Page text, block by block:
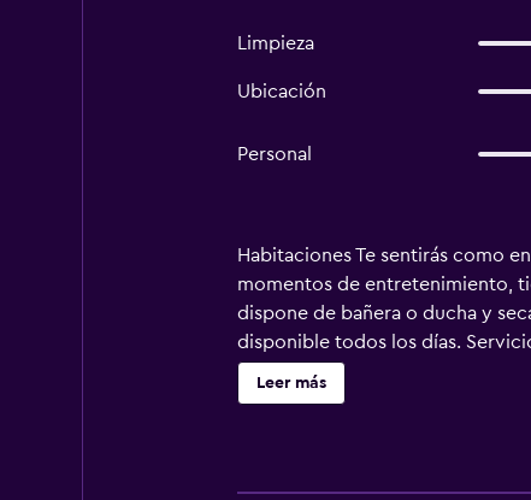
Limpieza
Ubicación
Personal
Habitaciones Te sentirás como
momentos de entretenimiento,
dispone de bañera o ducha y
disponible todos los días.
televisión en las áreas comunes
Hellinis Hotel, en Néa Smírni, te
Leer más